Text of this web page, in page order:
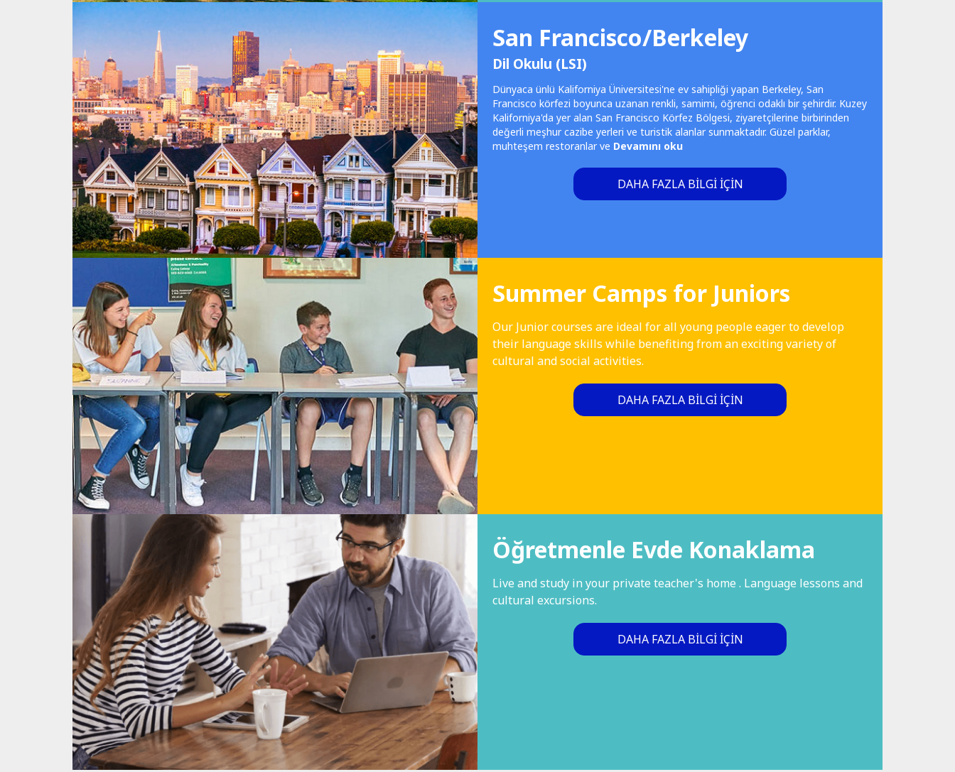
San Francisco/Berkeley
Dil Okulu (LSI)
Dünyaca ünlü Kaliforniya Üniversitesi'ne ev sahipliği yapan Berkeley, San
Francisco körfezi boyunca uzanan renkli, samimi, öğrenci odaklı bir şehirdir. Kuzey
Kaliforniya'da yer alan San Francisco Körfez Bölgesi, ziyaretçilerine birbirinden
değerli meşhur cazibe yerleri ve turistik alanlar sunmaktadır. Güzel parklar,
muhteşem restoranlar ve Devamını oku
DAHA FAZLA BILGI IÇIN
Summer Camps for Juniors
Our Junior courses are ideal for all young people eager to develop
their language skills while benefiting from an exciting variety of
cultural and social activities.
DAHA FAZLA BILGI IÇIN
Öğretmenle Evde Konaklama
Live and study in your private teacher's home . Language lessons and
cultural excursions.
DAHA FAZLA BILGI IÇIN